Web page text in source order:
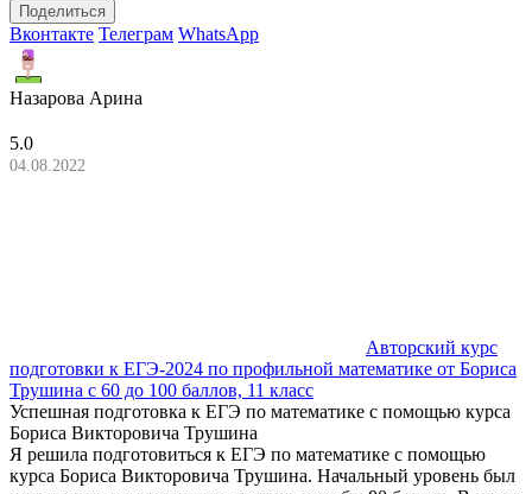
Поделиться
Вконтакте Телеграм WhatsApp
Назарова Арина
5.0
04.08.2022
Авторский курс
подготовки к ЕГЭ-2024 по профильной математике от Бориса
Трушина с 60 до 100 баллов, 11 класс
Успешная подготовка к ЕГЭ по математике с помощью курса
Бориса Викторовича Трушина
Я решила подготовиться к ЕГЭ по математике с помощью
курса Бориса Викторовича Трушина. Начальный уровень был